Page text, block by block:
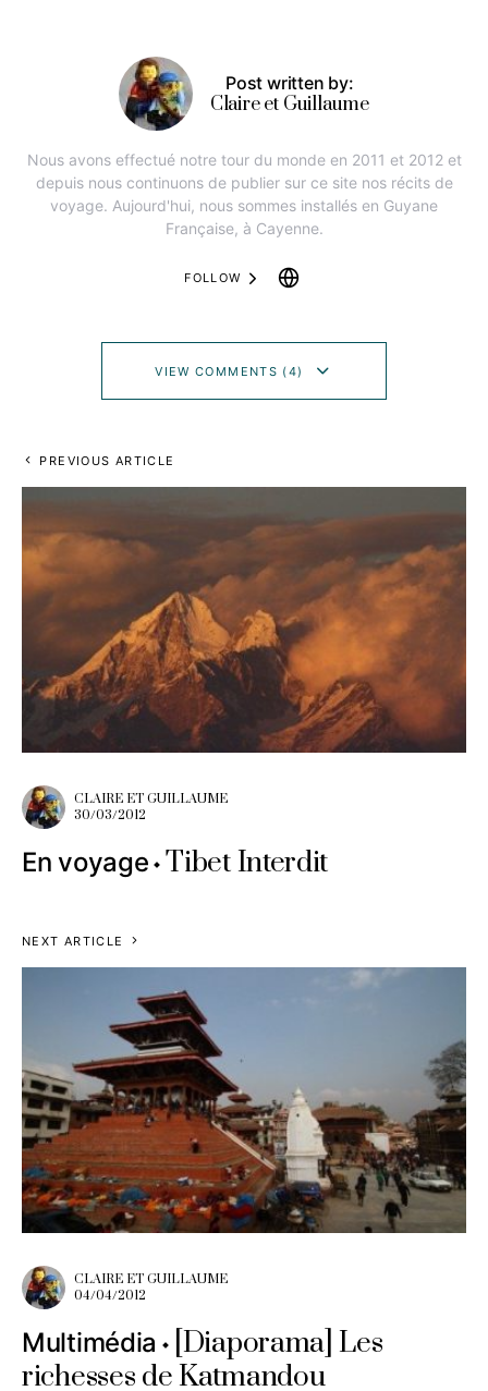
Post written by:
Claire et Guillaume
Nous avons effectué notre tour du monde en 2011 et 2012 et
depuis nous continuons de publier sur ce site nos récits de
voyage. Aujourd'hui, nous sommes installés en Guyane
Française, à Cayenne.
FOLLOW
VIEW COMMENTS (4)
PREVIOUS ARTICLE
CLAIRE ET GUILLAUME
30/03/2012
En voyage Tibet Interdit
NEXT ARTICLE
CLAIRE ET GUILLAUME
04/04/2012
Multimédia
[Diaporama] Les
richesses de Katmandou